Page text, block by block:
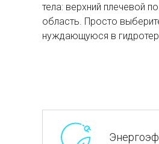
тела: верхний плечевой
область. Просто
нуждающуюся в